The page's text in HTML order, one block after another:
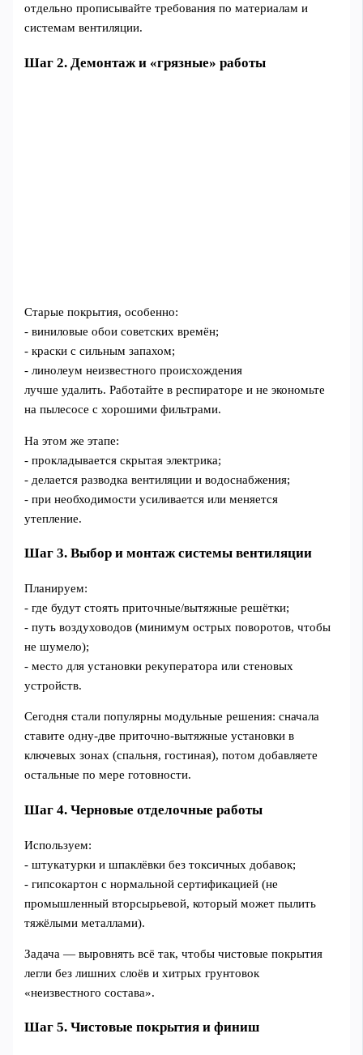
отдельно прописывайте требования по материалам и
системам вентиляции.
Шаг 2. Демонтаж и «грязные» работы
Старые покрытия, особенно:
- виниловые обои советских времён;
- краски с сильным запахом;
- линолеум неизвестного происхождения
лучше удалить. Работайте в респираторе и не экономьте
на пылесосе с хорошими фильтрами.
На этом же этапе:
- прокладывается скрытая электрика;
- делается разводка вентиляции и водоснабжения;
- при необходимости усиливается или меняется
утепление.
Шаг 3. Выбор и монтаж системы вентиляции
Планируем:
- где будут стоять приточные/вытяжные решётки;
- путь воздуховодов (минимум острых поворотов, чтобы
не шумело);
- место для установки рекуператора или стеновых
устройств.
Сегодня стали популярны модульные решения: сначала
ставите одну-две приточно-вытяжные установки в
ключевых зонах (спальня, гостиная), потом добавляете
остальные по мере готовности.
Шаг 4. Черновые отделочные работы
Используем:
- штукатурки и шпаклёвки без токсичных добавок;
- гипсокартон с нормальной сертификацией (не
промышленный вторсырьевой, который может пылить
тяжёлыми металлами).
Задача — выровнять всё так, чтобы чистовые покрытия
легли без лишних слоёв и хитрых грунтовок
«неизвестного состава».
Шаг 5. Чистовые покрытия и финиш